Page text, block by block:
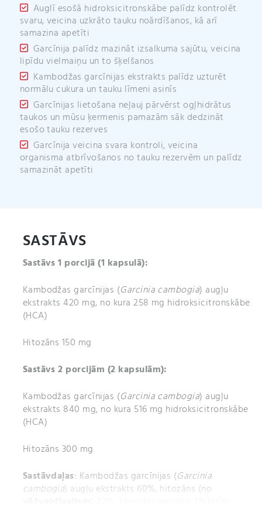
Auglī esošā hidroksicitronskābe palīdz kontrolēt
svaru, veicina uzkrāto tauku noārdīšanos, kā arī
samazina apetīti
Garcīnija palīdz mazināt izsalkuma sajūtu, veicina
lipīdu vielmaiņu un to šķelšanos
Kambodžas garcīnijas ekstrakts palīdz uzturēt
normālu cukura un tauku līmeni asinīs
Garcīnijas lietošana neļauj pārvērst ogļhidrātus
taukos un mūsu ķermenis pamazām sāk dedzināt
esošo tauku rezerves
Garcīnija veicina svara kontroli, veicina
organisma atbrīvošanos no tauku rezervēm un palīdz
samazināt apetīti
SASTĀVS
Sastāvs 1 porcijā (1 kapsulā):
Kambodžas garcīnijas (Garcinia cambogia) augļu
ekstrakts 420 mg, no kura 258 mg hidroksicitronskābe
(HCA)
Hitozāns 150 mg
Sastāvs 2 porcijām (2 kapsulām):
Kambodžas garcīnijas (Garcinia cambogia) augļu
ekstrakts 840 mg, no kura 516 mg hidroksicitronskābe
(HCA)
Hitozāns 300 mg
Sastāvdaļas: Kambodžas garcīnijas (Garcinia
cambogia) augļu ekstrakts 60%, hitozāns (no